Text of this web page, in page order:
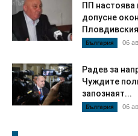
ПП настоява
допусне
България 06
Радев за
Чуждите
запознаят...
България 06